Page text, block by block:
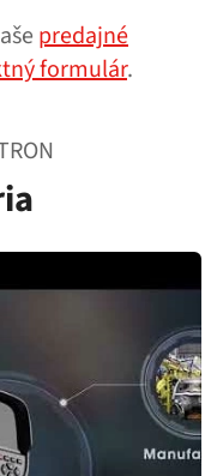
predajné
formulár.